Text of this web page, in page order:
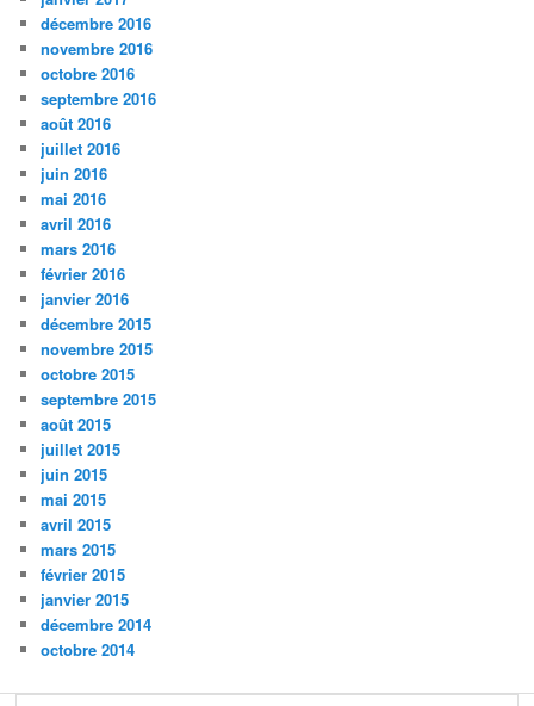
décembre 2016
novembre 2016
octobre 2016
septembre 2016
août 2016
juillet 2016
juin 2016
mai 2016
avril 2016
mars 2016
février 2016
janvier 2016
décembre 2015
novembre 2015
octobre 2015
septembre 2015
août 2015
juillet 2015
juin 2015
mai 2015
avril 2015
mars 2015
février 2015
janvier 2015
décembre 2014
octobre 2014